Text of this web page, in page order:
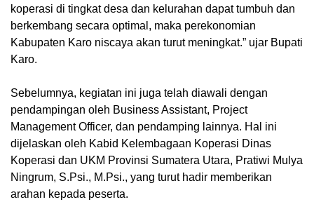
koperasi di tingkat desa dan kelurahan dapat tumbuh dan
berkembang secara optimal, maka perekonomian
Kabupaten Karo niscaya akan turut meningkat.” ujar Bupati
Karo.
Sebelumnya, kegiatan ini juga telah diawali dengan
pendampingan oleh Business Assistant, Project
Management Officer, dan pendamping lainnya. Hal ini
dijelaskan oleh Kabid Kelembagaan Koperasi Dinas
Koperasi dan UKM Provinsi Sumatera Utara, Pratiwi Mulya
Ningrum, S.Psi., M.Psi., yang turut hadir memberikan
arahan kepada peserta.